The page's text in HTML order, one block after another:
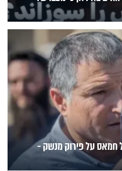
על פירוק מנשק -